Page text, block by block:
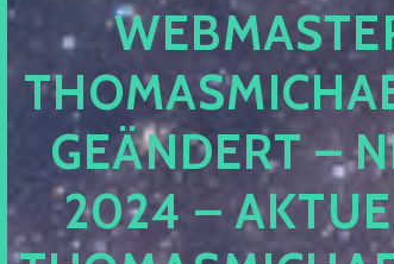
GEÄNDERT –
2024 –